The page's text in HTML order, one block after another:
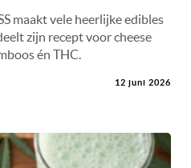
maakt vele heerlijke edibles
zijn recept voor cheese
én THC.
12 juni 2026